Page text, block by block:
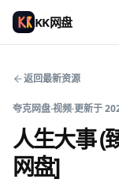
KK网盘
返回最新资源
夸克网盘·视频·更新于
人生大事 (
网盘]